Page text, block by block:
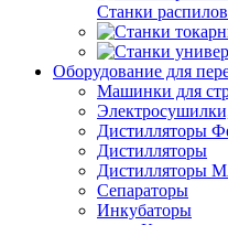
Станки
Оборудование для
Машинки для
Дистилляторы
Дистилляторы
Дистилляторы
Сепараторы
Инкубаторы